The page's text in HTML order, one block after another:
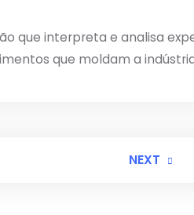
que interpreta e analisa
que moldam a
NEXT